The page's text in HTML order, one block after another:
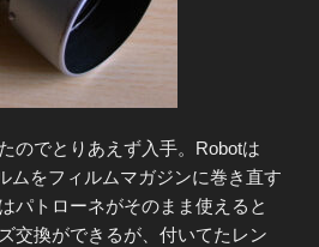
のでとりあえず入手。Robotは
ムをフィルムマガジンに巻き直す
パトローネがそのまま使えると
交換ができるが、付いてたレン